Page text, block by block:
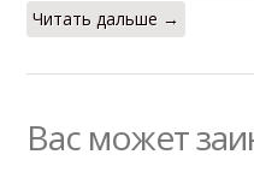
Читать дальше →
Вас может